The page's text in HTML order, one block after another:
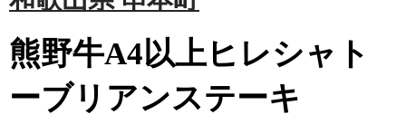
熊野牛A4以上ヒレシャト
ーブリアンステーキ